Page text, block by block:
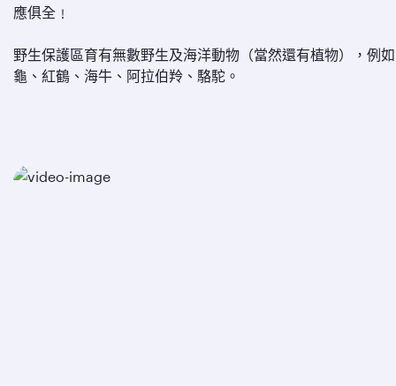
應俱全﹗
野生保護區育有無數野生及海洋動物（當然還有植物），例
龜、紅鶴、海牛、阿拉伯羚、駱駝。